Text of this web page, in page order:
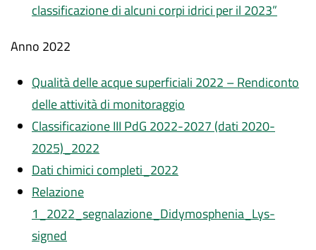
classificazione di alcuni corpi idrici per il 2023”
Anno 2022
Qualità delle acque superficiali 2022 – Rendiconto
delle attività di monitoraggio
Classificazione III PdG 2022-2027 (dati 2020-
2025)_2022
Dati chimici completi_2022
Relazione
1_2022_segnalazione_Didymosphenia_Lys-
signed